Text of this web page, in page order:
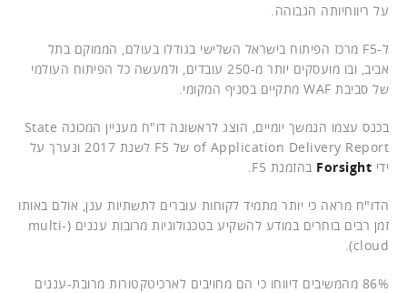
על ריווחיותה הגבוהה.
ל-F5 מרכז הפיתוח בישראל השלישי בגודלו בעולם, הממוקם בתל
אביב, ובו מועסקים יותר מ-250 עובדים, ולמעשה כל הפיתוח העולמי
של סביבת WAF מתקיים בסניף המקומי.
בכנס עצמו הנמשך יומיים, הוצג לראשונה דו"ח מעניין המכונה State
of Application Delivery Report של F5 לשנת 2017 ונערך על
ידי Forsight בהזמנת F5.
הדו"ח מראה כי יותר מתמיד לקוחות עוברים לתשתיות ענן, אולם באותו
זמן רבים בוחרים במודע להשקיע בטכנולוגיות מרובות עננים (multi-
cloud).
86% מהמשיבים דיווחו כי הם מחויבים לארכיטקטורות מרובת-עננים